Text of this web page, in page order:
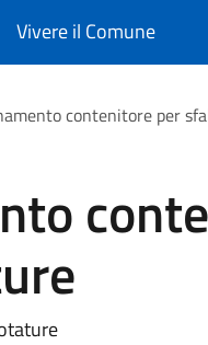
Vivere il Comune
contenitore per